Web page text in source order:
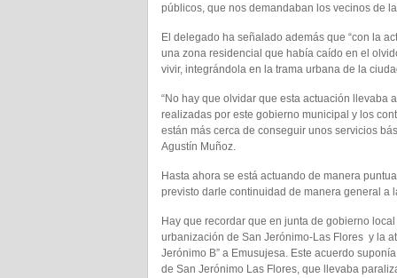
públicos, que nos demandaban los vecinos de la
El delegado ha señalado además que “con la
una zona residencial que había caído en el
vivir, integrándola en la trama urbana de la
“No hay que olvidar que esta actuación llevaba
realizadas por este gobierno municipal y los
están más cerca de conseguir unos servicios
Agustín Muñoz.
Hasta ahora se está actuando de manera
previsto darle continuidad de manera general
Hay que recordar que en junta de gobierno
urbanización de San Jerónimo-Las Flores y la
Jerónimo B” a Emusujesa. Este acuerdo
de San Jerónimo Las Flores, que llevaba